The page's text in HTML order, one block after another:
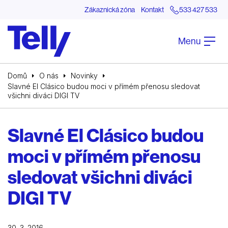
Zákaznická zóna Kontakt 533 427 533
Menu
Domů O nás
Novinky
Slavné El Clásico budou moci v přímém přenosu sledovat
všichni diváci DIGI TV
Slavné El Clásico budou
moci v přímém přenosu
sledovat všichni diváci
DIGI TV